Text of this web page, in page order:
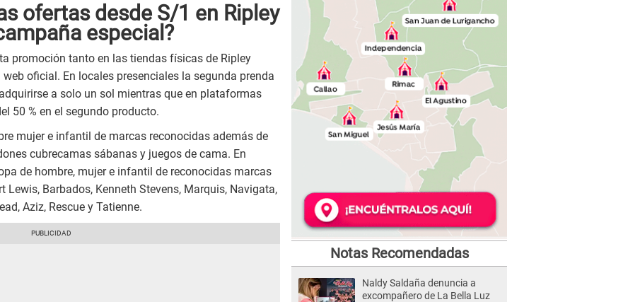
ofertas desde S/1 en Ripley
especial?
promoción tanto en las tiendas físicas de Ripley
oficial. En locales presenciales la segunda prenda
a solo un sol mientras que en plataformas
50 % en el segundo producto.
mujer e infantil de marcas reconocidas además de
cubrecamas sábanas y juegos de cama. En
de hombre, mujer e infantil de reconocidas marcas
Lewis, Barbados, Kenneth Stevens, Marquis, Navigata,
Aziz, Rescue y Tatienne.
Notas Recomendadas
Naldy Saldaña denuncia a
excompañero de La Bella Luz